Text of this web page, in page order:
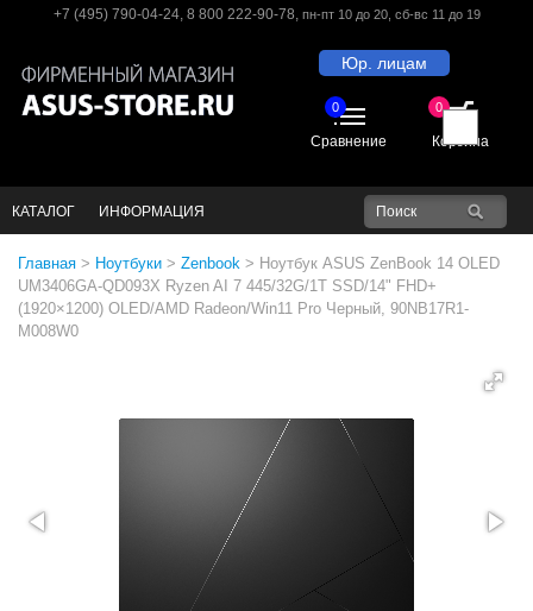
+7 (495) 790-04-24, 8 800 222-90-78, пн-пт 10 до 20, сб-вс 11 до 19
Юр. лицам
0
Корзина
0
Сравнение
КАТАЛОГ ИНФОРМАЦИЯ
Главная > Ноутбуки > Zenbook > Ноутбук ASUS ZenBook 14 OLED
UM3406GA-QD093X Ryzen AI 7 445/32G/1T SSD/14" FHD+
(1920×1200) OLED/AMD Radeon/Win11 Pro Черный, 90NB17R1-
M008W0